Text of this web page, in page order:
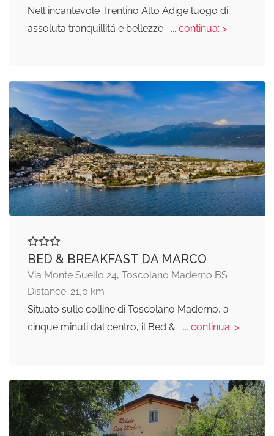
Nell´incantevole Trentino Alto Adige luogo di
assoluta tranquillitá e bellezze
... continua: >
BED & BREAKFAST DA MARCO
Via Monte Suello 24, Toscolano Maderno BS
Distance: 21,0 km
Situato sulle colline di Toscolano Maderno, a
cinque minuti dal centro, il Bed &
... continua: >